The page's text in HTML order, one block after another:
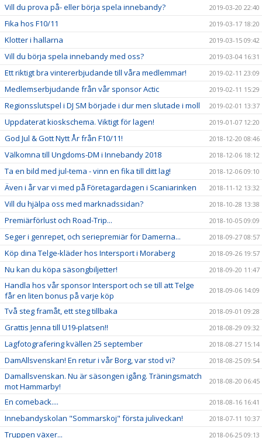
Vill du prova på- eller börja spela innebandy? 2019-03-20 22:40
Fika hos F10/11 2019-03-17 18:20
Klotter i hallarna 2019-03-15 09:42
Vill du börja spela innebandy med oss? 2019-03-04 16:31
Ett riktigt bra vintererbjudande till våra medlemmar! 2019-02-11 23:09
Medlemserbjudande från vår sponsor Actic 2019-02-11 15:29
Regionsslutspel i DJ SM började i dur men slutade i moll 2019-02-01 13:37
Uppdaterat kioskschema. Viktigt för lagen! 2019-01-07 12:20
God Jul & Gott Nytt År från F10/11! 2018-12-20 08:46
Välkomna till Ungdoms-DM i Innebandy 2018 2018-12-06 18:12
Ta en bild med jul-tema - vinn en fika till ditt lag! 2018-12-06 09:10
Även i år var vi med på Företagardagen i Scaniarinken 2018-11-12 13:32
Vill du hjälpa oss med marknadssidan? 2018-10-28 13:38
Premiärförlust och Road-Trip... 2018-10-05 09:09
Seger i genrepet, och seriepremiär för Damerna... 2018-09-27 08:57
Köp dina Telge-kläder hos Intersport i Moraberg 2018-09-26 19:57
Nu kan du köpa säsongbiljetter! 2018-09-20 11:47
Handla hos vår sponsor Intersport och se till att Telge
får en liten bonus på varje köp
2018-09-06 14:09
Två steg framåt, ett steg tillbaka 2018-09-01 09:28
Grattis Jenna till U19-platsen!! 2018-08-29 09:32
Lagfotografering kvällen 25 september 2018-08-27 15:14
DamAllsvenskan! En retur i vår Borg, var stod vi? 2018-08-25 09:54
Damallsvenskan. Nu är säsongen igång. Träningsmatch
mot Hammarby!
2018-08-20 06:45
En comeback.... 2018-08-16 16:41
Innebandyskolan "Sommarskoj" första juliveckan! 2018-07-11 10:37
Truppen växer... 2018-06-25 09:13